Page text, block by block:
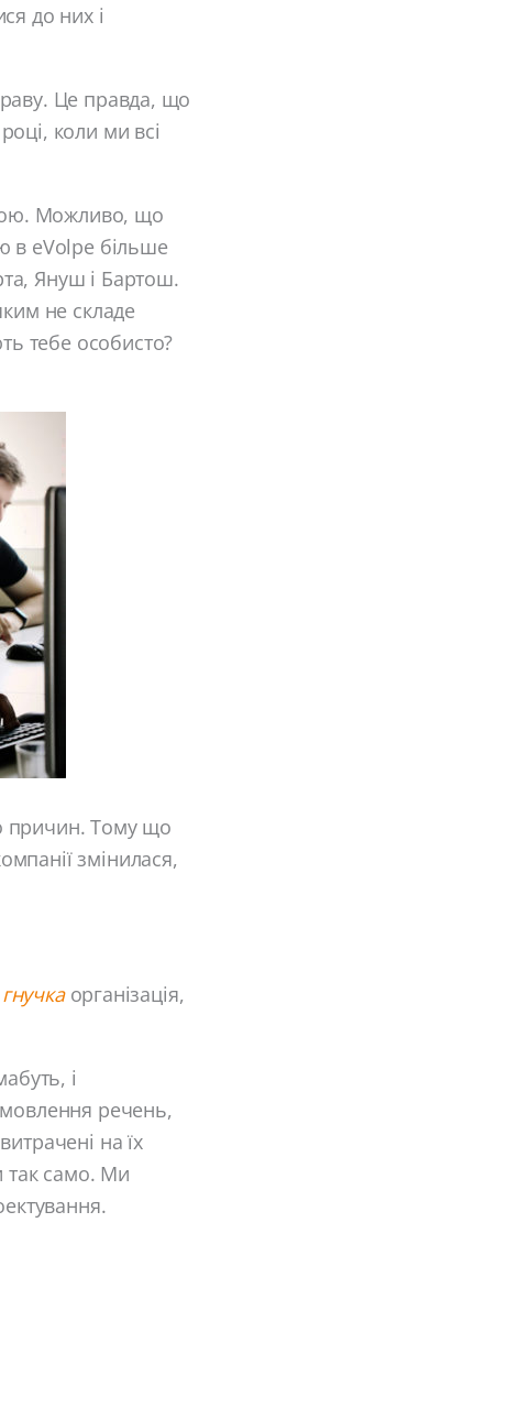
до них і
Це правда, що
коли ми всі
Можливо, що
eVolpe більше
Януш і Бартош.
не складе
тебе особисто?
причин. Тому що
змінилася,
гнучкаорганізація,
і
речень,
на їх
так само. Ми